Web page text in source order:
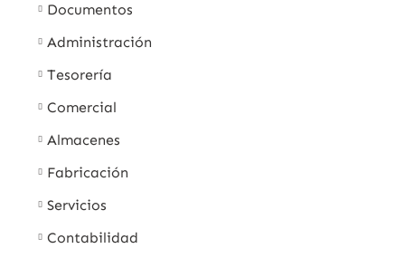
Documentos
Administración
Tesorería
Comercial
Almacenes
Fabricación
Servicios
Contabilidad